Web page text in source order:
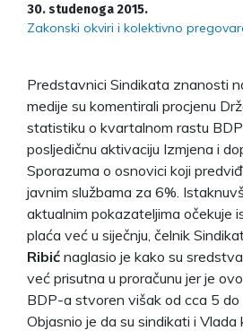
30. studenoga 2015.
Zakonski okviri i kolektivno
Predstavnici Sindikata znanosti
medije su komentirali procjenu
statistiku o kvartalnom rastu
posljedičnu aktivaciju Izmjena i
Sporazuma o osnovici koji
javnim službama za 6%.
aktualnim pokazateljima očekuje
plaća već u siječnju, čelnik
Ribić naglasio je kako su
već prisutna u proračunu jer je
BDP-a stvoren višak od cca 5 do
Objasnio je da su sindikati i Vlada